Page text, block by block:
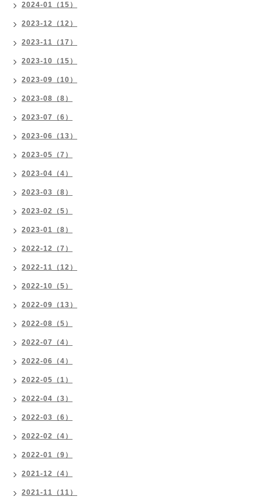
2024-01（15）
2023-12（12）
2023-11（17）
2023-10（15）
2023-09（10）
2023-08（8）
2023-07（6）
2023-06（13）
2023-05（7）
2023-04（4）
2023-03（8）
2023-02（5）
2023-01（8）
2022-12（7）
2022-11（12）
2022-10（5）
2022-09（13）
2022-08（5）
2022-07（4）
2022-06（4）
2022-05（1）
2022-04（3）
2022-03（6）
2022-02（4）
2022-01（9）
2021-12（4）
2021-11（11）